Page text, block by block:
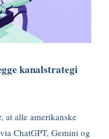
kanalstrategi
at alle amerikanske
ChatGPT, Gemini og